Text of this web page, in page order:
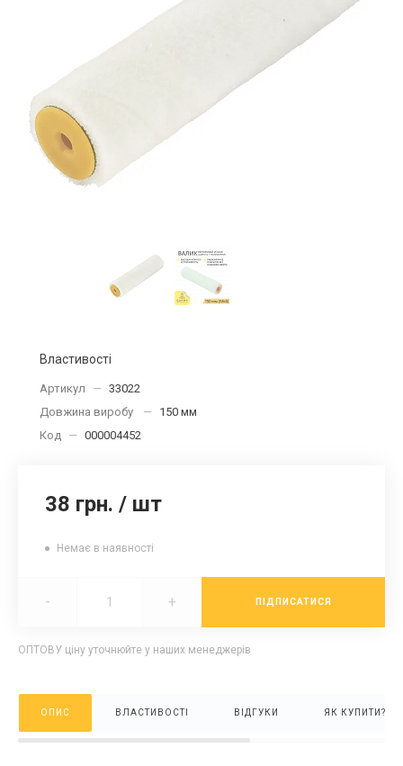
Властивості
Артикул — 33022
Довжина виробу
— 150 мм
Код — 000004452
38 грн. / шт
Немає в наявності
- + ПІДПИСАТИСЯ
ОПТОВУ ціну уточнюйте у наших менеджерів
ОПИС ВЛАСТИВОСТІ ВІДГУКИ ЯК КУПИТИ?